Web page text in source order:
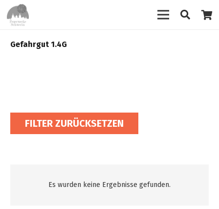
Gefahrgut 1.4G
FILTER ZURÜCKSETZEN
Es wurden keine Ergebnisse gefunden.